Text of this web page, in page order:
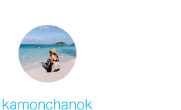
kamonchanok